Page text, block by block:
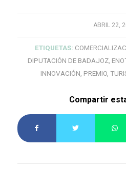
ABRIL 22,
ETIQUETAS:
DIPUTACIÓN DE BADAJOZ,
INNOVACIÓN PREMIO,
Compartir